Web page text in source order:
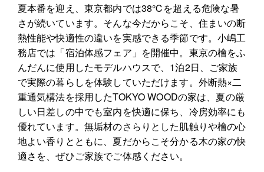
夏本番を迎え、東京都内では38℃を超える危険な暑
さが続いています。そんな今だからこそ、住まいの断
熱性能や快適性の違いを実感できる季節です。小嶋工
務店では「宿泊体感フェア」を開催中。東京の檜をふ
んだんに使用したモデルハウスで、1泊2日、ご家族
で実際の暮らしを体験していただけます。外断熱×二
重通気構法を採用したTOKYO WOODの家は、夏の厳
しい日差しの中でも室内を快適に保ち、冷房効率にも
優れています。無垢材のさらりとした肌触りや檜の心
地よい香りとともに、夏だからこそ分かる木の家の快
適さを、ぜひご家族でご体感ください。